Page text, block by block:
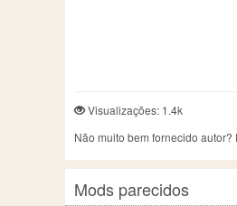
Visualizações: 1.4k
Não muito bem fornecido
Mods parecidos